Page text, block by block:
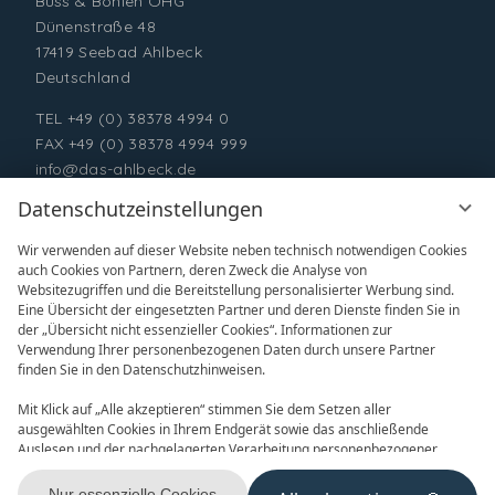
Datenschutzeinstellungen
Wir verwenden auf dieser Website neben technisch notwendigen Cookies
auch Cookies von Partnern, deren Zweck die Analyse von
Websitezugriffen und die Bereitstellung personalisierter Werbung sind.
Eine Übersicht der eingesetzten Partner und deren Dienste finden Sie in
der „Übersicht nicht essenzieller Cookies“. Informationen zur
Verwendung Ihrer personenbezogenen Daten durch unsere Partner
finden Sie in den Datenschutzhinweisen.
Mit Klick auf „Alle akzeptieren“ stimmen Sie dem Setzen aller
ausgewählten Cookies in Ihrem Endgerät sowie das anschließende
Auslesen und der nachgelagerten Verarbeitung personenbezogener
Daten (z.B. Ihrer IP-Adresse) durch uns und unseren Partnern zu. Falls
Sie damit nicht einverstanden sind, klicken Sie bitte auf „Nur essenzielle
Dünenstraße 48
17419 Seebad Ahlbeck
Deutschland
TEL +49 (0) 38378 4994 0
FAX +49 (0) 38378 4994 999
info@das-ahlbeck.de
ONLINE BUCHEN ANFRAGEN